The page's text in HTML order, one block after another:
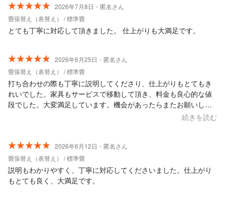
2026年7月8日・匿名さん
畳張替え（表替え） / 標準畳
とても丁寧に対応して頂きました。 仕上がりも大満足です。
2026年6月25日・匿名さん
畳張替え（表替え） / 標準畳
打ち合わせの際も丁寧に説明してくださり、仕上がりもとてもき
れいでした。家具もサービスで移動して頂き、料金も良心的な値
段でした。大変満足しています。機会があったらまたお願いした
続きを読む
2026年6月12日・匿名さん
畳張替え（表替え） / 標準畳
説明もわかりやすく、丁寧に対応してくださいました。仕上がり
もとても良く、大満足です。